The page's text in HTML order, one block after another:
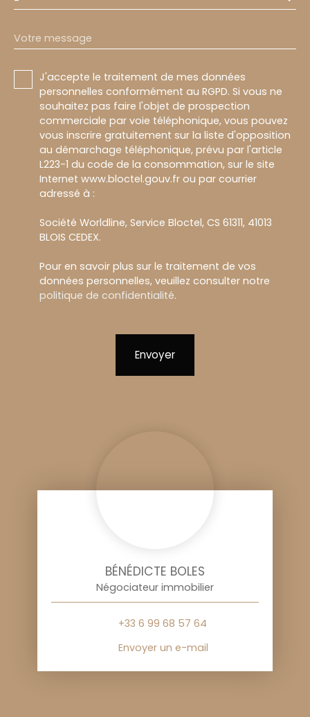
Votre message
J'accepte le traitement de mes données
personnelles conformément au RGPD. Si vous ne
souhaitez pas faire l'objet de prospection
commerciale par voie téléphonique, vous pouvez
vous inscrire gratuitement sur la liste d'opposition
au démarchage téléphonique, prévu par l'article
L223-1 du code de la consommation, sur le site
Internet www.bloctel.gouv.fr ou par courrier
adressé à :
Société Worldline, Service Bloctel, CS 61311, 41013
BLOIS CEDEX.
Pour en savoir plus sur le traitement de vos
données personnelles, veuillez consulter notre
politique de confidentialité.
Envoyer
BÉNÉDICTE BOLES
Négociateur immobilier
+33 6 99 68 57 64
Envoyer un e-mail